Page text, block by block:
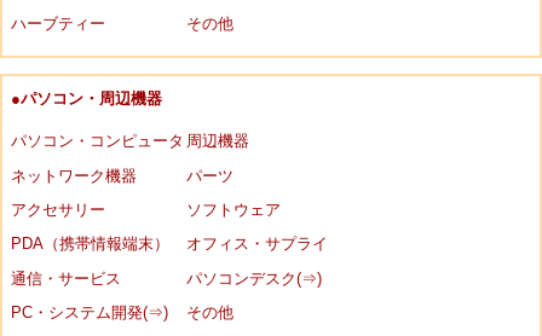
ハーブティー
その他
●パソコン・周辺機器
パソコン・コンピュータ 周辺機器
ネットワーク機器
パーツ
アクセサリー
ソフトウェア
PDA（携帯情報端末）
オフィス・サプライ
通信・サービス
パソコンデスク(⇒)
PC・システム開発(⇒)
その他